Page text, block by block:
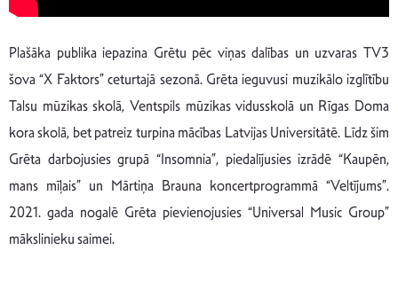
Plašāka publika iepazina Grētu pēc viņas dalības un uzvaras TV3
šova “X Faktors” ceturtajā sezonā. Grēta ieguvusi muzikālo izglītību
Talsu mūzikas skolā, Ventspils mūzikas vidusskolā un Rīgas Doma
kora skolā, bet patreiz turpina mācības Latvijas Universitātē. Līdz šim
Grēta darbojusies grupā “Insomnia”, piedalījusies izrādē “Kaupēn,
mans mīļais” un Mārtiņa Brauna koncertprogrammā “Veltījums”.
2021. gada nogalē Grēta pievienojusies “Universal Music Group”
mākslinieku saimei.